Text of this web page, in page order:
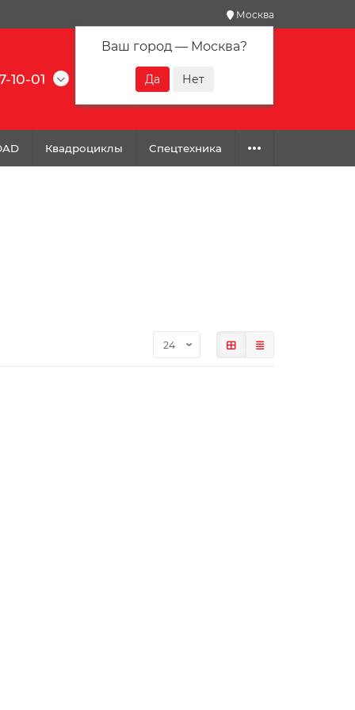
Москва
Ваш город — Москва?
10-01
Квадроциклы Спецтехника